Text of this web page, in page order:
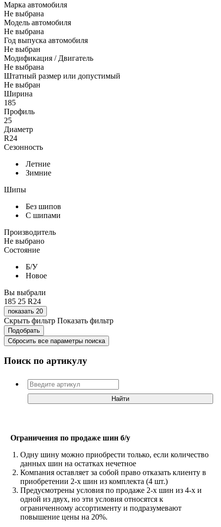
Марка автомобиля
Не выбрана
Модель автомобиля
Не выбрана
Год выпуска автомобиля
Не выбран
Модификация / Двигатель
Не выбрана
Штатный размер или допустимый
Не выбран
Ширина
185
Профиль
25
Диаметр
R24
Сезонность
Летние
Зимние
Шипы
Без шипов
С шипами
Производитель
Не выбрано
Состояние
Б/У
Новое
Вы выбрали
185 25 R24
показать 20
Скрыть фильтр Показать фильтр
Сбросить все параметры поиска
Поиск по артикулу
Ограничения по продаже шин б/у
Одну шину можно приобрести только, если количество
данных шин на остатках нечетное
Компания оставляет за собой право отказать клиенту в
приобретении 2-х шин из комплекта (4 шт.)
Предусмотрены условия по продаже 2-х шин из 4-х и
одной из двух, но эти условия относятся к
ограниченному ассортименту и подразумевают
повышение цены на 20%.